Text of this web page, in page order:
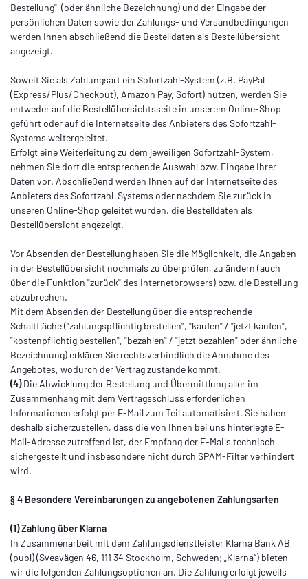
Bestellung" (oder ähnliche Bezeichnung) und der Eingabe der
persönlichen Daten sowie der Zahlungs- und Versandbedingungen
werden Ihnen abschließend die Bestelldaten als Bestellübersicht
angezeigt.
Soweit Sie als Zahlungsart ein Sofortzahl-System (z.B. PayPal
(Express/Plus/Checkout), Amazon Pay, Sofort) nutzen, werden Sie
entweder auf die Bestellübersichtsseite in unserem Online-Shop
geführt oder auf die Internetseite des Anbieters des Sofortzahl-
Systems weitergeleitet.
Erfolgt eine Weiterleitung zu dem jeweiligen Sofortzahl-System,
nehmen Sie dort die entsprechende Auswahl bzw. Eingabe Ihrer
Daten vor. Abschließend werden Ihnen auf der Internetseite des
Anbieters des Sofortzahl-Systems oder nachdem Sie zurück in
unseren Online-Shop geleitet wurden, die Bestelldaten als
Bestellübersicht angezeigt.
Vor Absenden der Bestellung haben Sie die Möglichkeit, die Angaben
in der Bestellübersicht nochmals zu überprüfen, zu ändern (auch
über die Funktion "zurück" des Internetbrowsers) bzw. die Bestellung
abzubrechen.
Mit dem Absenden der Bestellung über die entsprechende
Schaltfläche ("zahlungspflichtig bestellen", "kaufen" / "jetzt kaufen",
"kostenpflichtig bestellen", "bezahlen" / "jetzt bezahlen" oder ähnliche
Bezeichnung) erklären Sie rechtsverbindlich die Annahme des
Angebotes, wodurch der Vertrag zustande kommt.
(4)Die Abwicklung der Bestellung und Übermittlung aller im
Zusammenhang mit dem Vertragsschluss erforderlichen
Informationen erfolgt per E-Mail zum Teil automatisiert. Sie haben
deshalb sicherzustellen, dass die von Ihnen bei uns hinterlegte E-
Mail-Adresse zutreffend ist, der Empfang der E-Mails technisch
sichergestellt und insbesondere nicht durch SPAM-Filter verhindert
wird.
§ 4 Besondere Vereinbarungen zu angebotenen Zahlungsarten
(1) Zahlung über Klarna
In Zusammenarbeit mit dem Zahlungsdienstleister Klarna Bank AB
(publ) (Sveavägen 46, 111 34 Stockholm, Schweden; „Klarna“) bieten
wir die folgenden Zahlungsoptionen an. Die Zahlung erfolgt jeweils